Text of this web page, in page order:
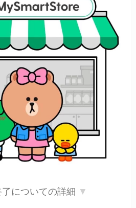
についての詳細 ▼